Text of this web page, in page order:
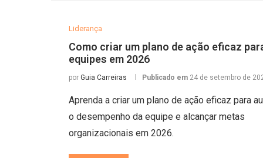
Liderança
Como criar um plano de ação eficaz
equipes em 2026
por Guia Carreiras Publicado em 24 de setembro de
Aprenda a criar um plano de ação eficaz para
o desempenho da equipe e alcançar metas
organizacionais em 2026.